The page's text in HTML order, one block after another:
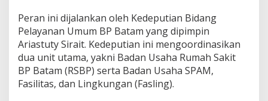
n
k
a
t
k
a
n
Peran ini dijalankan oleh Kedeputian Bidang
Pelayanan Umum BP Batam yang dipimpin
Ariastuty Sirait. Kedeputian ini mengoordinasikan
dua unit utama, yakni Badan Usaha Rumah Sakit
BP Batam (RSBP) serta Badan Usaha SPAM,
Fasilitas, dan Lingkungan (Fasling).